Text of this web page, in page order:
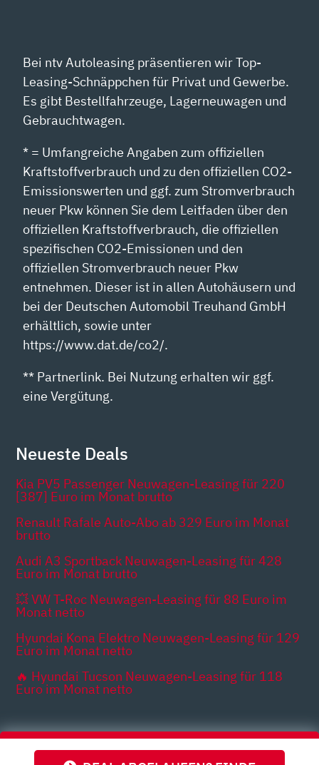
Bei ntv Autoleasing präsentieren wir Top-
Leasing-Schnäppchen für Privat und Gewerbe.
Es gibt Bestellfahrzeuge, Lagerneuwagen und
Gebrauchtwagen.
* = Umfangreiche Angaben zum offiziellen
Kraftstoffverbrauch und zu den offiziellen CO2-
Emissionswerten und ggf. zum Stromverbrauch
neuer Pkw können Sie dem Leitfaden über den
offiziellen Kraftstoffverbrauch, die offiziellen
spezifischen CO2-Emissionen und den
offiziellen Stromverbrauch neuer Pkw
entnehmen. Dieser ist in allen Autohäusern und
bei der Deutschen Automobil Treuhand GmbH
erhältlich, sowie unter
https://www.dat.de/co2/.
** Partnerlink. Bei Nutzung erhalten wir ggf.
eine Vergütung.
Neueste Deals
Kia PV5 Passenger Neuwagen-Leasing für 220
[387] Euro im Monat brutto
Renault Rafale Auto-Abo ab 329 Euro im Monat
brutto
Audi A3 Sportback Neuwagen-Leasing für 428
Euro im Monat brutto
💥 VW T-Roc Neuwagen-Leasing für 88 Euro im
Monat netto
Hyundai Kona Elektro Neuwagen-Leasing für 129
Euro im Monat netto
🔥 Hyundai Tucson Neuwagen-Leasing für 118
Euro im Monat netto